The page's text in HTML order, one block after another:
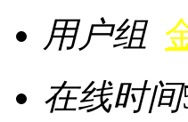
用户组
在线时间